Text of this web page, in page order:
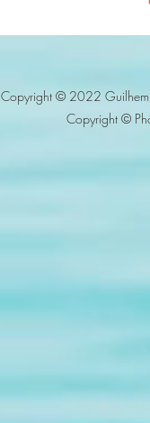
Copyright © 2022
Copyright ©